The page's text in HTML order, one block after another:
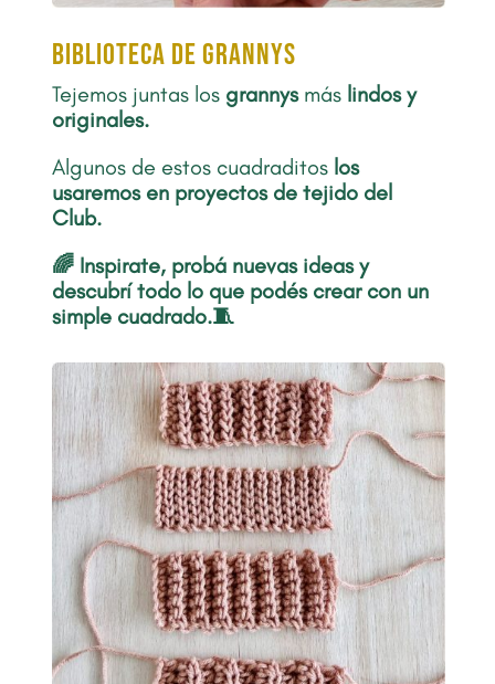
biblioteca de grannys
Tejemos juntas los grannys más lindos y
originales.
Algunos de estos cuadraditos los
usaremos en proyectos de tejido del
Club.
🌈 Inspirate, probá nuevas ideas y
descubrí todo lo que podés crear con un
simple cuadrado.🧵